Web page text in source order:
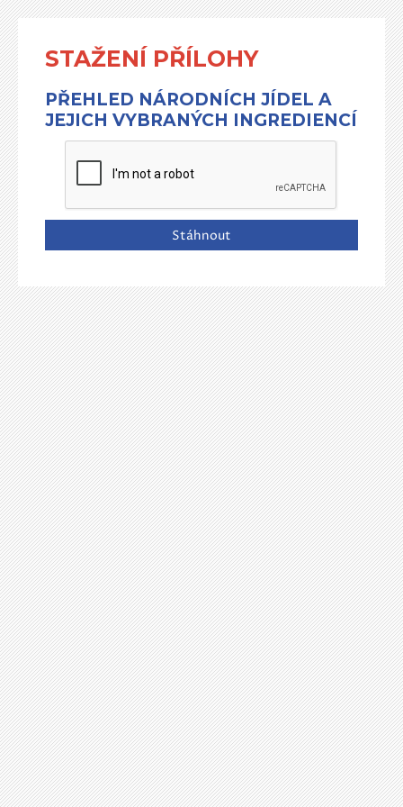
STAŽENÍ PŘÍLOHY
PŘEHLED NÁRODNÍCH JÍDEL A
JEJICH VYBRANÝCH INGREDIENCÍ